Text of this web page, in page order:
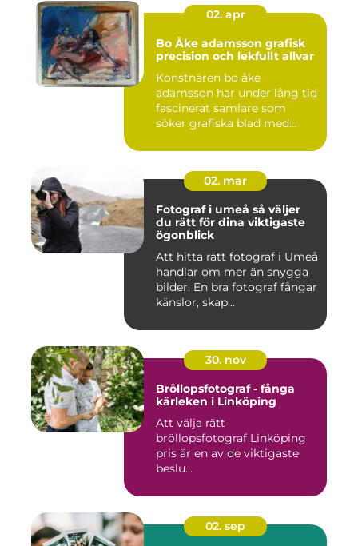
02. apr
Bo Åke adamsson grafisk
precision och lekfullt allvar
Konstnären bo åke
adamsson har under lång tid
fascinerat samlare som
söker grafiska blad med
02. mar
Fotograf i umeå så väljer
du rätt för dina viktigaste
ögonblick
Att hitta rätt fotograf i Umeå
handlar om mer än snygga
bilder. En bra fotograf fångar
känslor, skap...
30. nov
Bröllopsfotograf - fånga
kärleken i Linköping
Att välja rätt
bröllopsfotograf Linköping
pris är en av de viktigaste
beslu...
02. sep